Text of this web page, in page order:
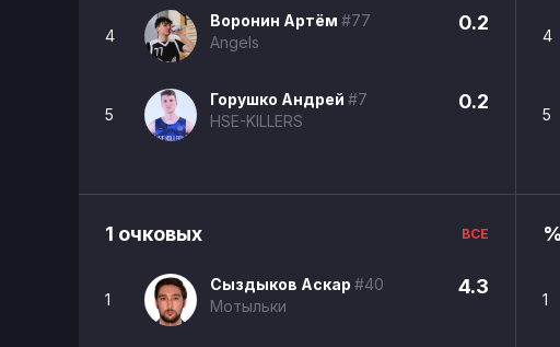
4
Воронин Артём #77
Angels
0.2
5
Горушко Андрей #7
HSE-KILLERS
0.2
4
5
1 очковых ВСЕ
1
Сыздыков Аскар #40
Мотыльки
4.3
1